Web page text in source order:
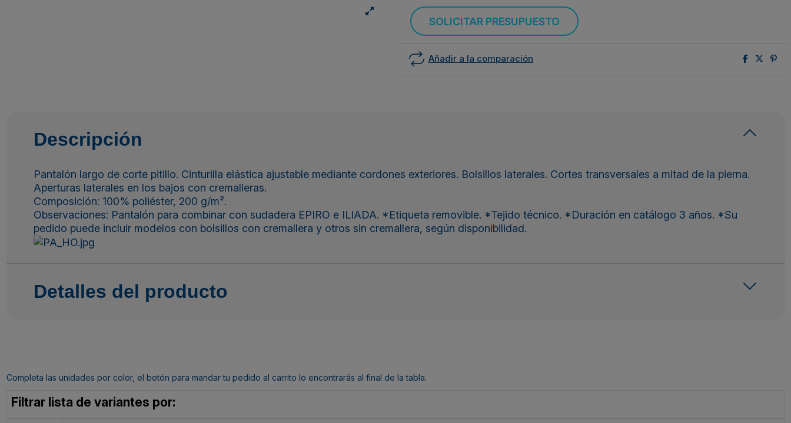
SOLICITAR PRESUPUESTO
Añadir a la comparación
Descripción
Pantalón largo de corte pitillo. Cinturilla elástica ajustable mediante cordones exteriores. Bolsillos laterales. Cortes transversales a mitad de la pierna.
Aperturas laterales en los bajos con cremalleras.
Composición: 100% poliéster, 200 g/m².
Observaciones: Pantalón para combinar con sudadera EPIRO e ILIADA. *Etiqueta removible. *Tejido técnico. *Duración en catálogo 3 años. *Su
pedido puede incluir modelos con bolsillos con cremallera y otros sin cremallera, según disponibilidad.
Detalles del producto
Completa las unidades por color, el botón para mandar tu pedido al carrito lo encontrarás al final de la tabla.
Filtrar lista de variantes por: